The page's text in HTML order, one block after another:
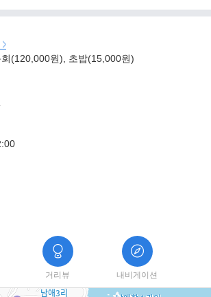
(120,000원), 초밥(15,000원)
거리뷰 내비게이션